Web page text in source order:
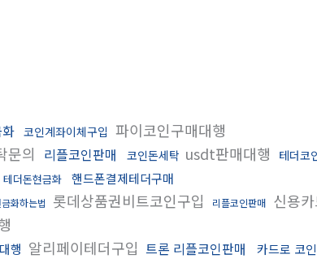
코인계좌이체구입 파이코인구매대행
문의 리플코인판매 코인돈세탁 usdt판매대행 테더코
테더돈현금화 핸드폰결제테더구매
화하는법 롯데상품권비트코인구입 리플코인판매 신용
행 알리페이테더구입 트론 리플코인판매
카드로 코